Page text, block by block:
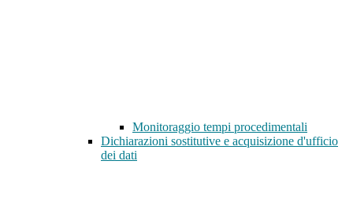
Monitoraggio tempi procedimentali
Dichiarazioni sostitutive e acquisizione d'ufficio
dei dati